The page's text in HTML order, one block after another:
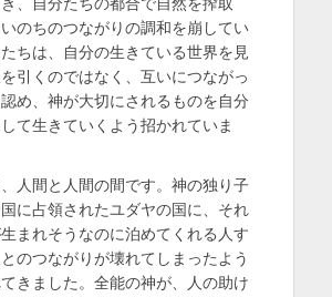
、自分たちの都合で自然を搾取
のちのつながりの調和を崩してい
ちは、自分の生きている世界を見
引くのではなく、互いにつながっ
め、神が大切にされるものを自分
て生きていくよう招かれていま
人間と人間の間です。神の独り子
に占領されたユダヤの国に、それ
まれそうなのに泊めてくれる人す
のつながりが壊れてしまったよう
きました。全能の神が、人の助け